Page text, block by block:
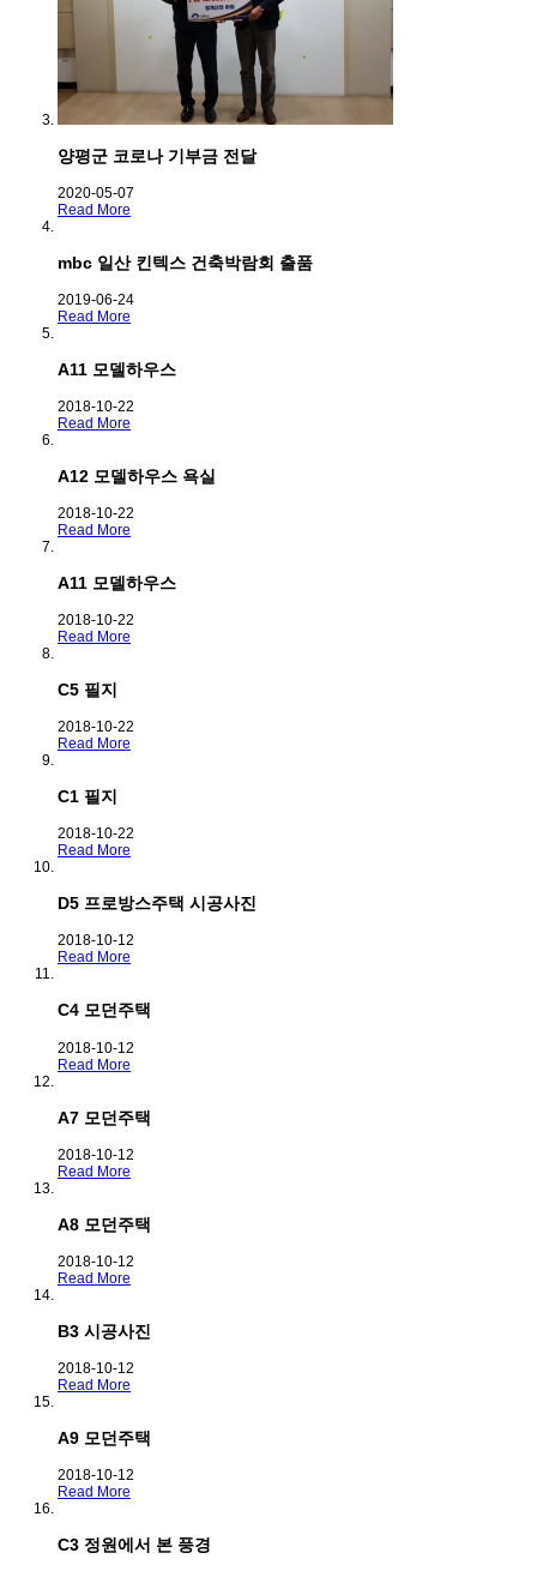
양평군 코로나 기부금 전달
2020-05-07
Read More
mbc 일산 킨텍스 건축박람회 출품
2019-06-24
Read More
A11 모델하우스
2018-10-22
Read More
A12 모델하우스 욕실
2018-10-22
Read More
A11 모델하우스
2018-10-22
Read More
C5 필지
2018-10-22
Read More
C1 필지
2018-10-22
Read More
D5 프로방스주택 시공사진
2018-10-12
Read More
C4 모던주택
2018-10-12
Read More
A7 모던주택
2018-10-12
Read More
A8 모던주택
2018-10-12
Read More
B3 시공사진
2018-10-12
Read More
A9 모던주택
2018-10-12
Read More
C3 정원에서 본 풍경